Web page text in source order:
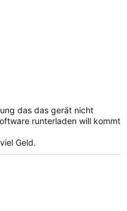
das das gerät nicht
runterladen will kommt
Geld.